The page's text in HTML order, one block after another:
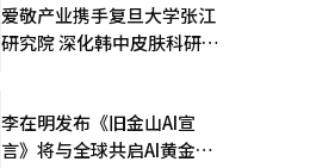
爱敬产业携手复旦大学张江
研究院 深化韩中皮肤科研合
李在明发布《旧金山AI宣
言》将与全球共启AI黄金时